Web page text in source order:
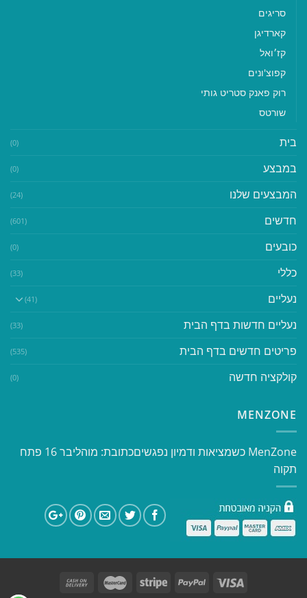
סריגים
קארדיגן
קז׳ואל
קפוצ'ונים
רוק פאנק סטריט גותי
שורטס
בית (0)
במבצע (0)
המבצעים שלנו (24)
חדשים (601)
כובעים (0)
כללי (33)
נעליים (41)
נעליים חדשות בדף הבית (33)
פריטים חדשים בדף הבית (535)
קולקציה חדשה (0)
MENZONE
​​MenZone כשמציאות ודמיון נפגשים​ כתובת: מוהליבר 16 פתח
תקוה